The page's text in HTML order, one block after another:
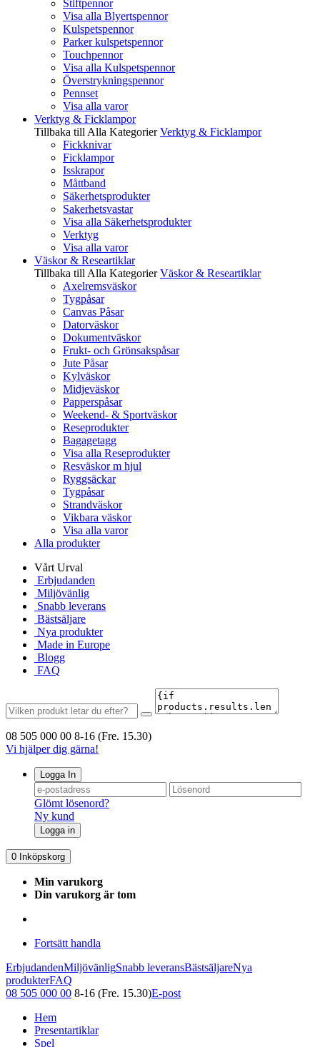
Stiftpennor
Visa alla Blyertspennor
Kulspetspennor
Parker kulspetspennor
Touchpennor
Visa alla Kulspetspennor
Överstrykningspennor
Pennset
Visa alla varor
Verktyg & Ficklampor
Tillbaka till Alla Kategorier Verktyg & Ficklampor
Fickknivar
Ficklampor
Isskrapor
Måttband
Säkerhetsprodukter
Sakerhetsvastar
Visa alla Säkerhetsprodukter
Verktyg
Visa alla varor
Väskor & Researtiklar
Tillbaka till Alla Kategorier Väskor & Researtiklar
Axelremsväskor
Tygpåsar
Canvas Påsar
Datorväskor
Dokumentväskor
Frukt- och Grönsakspåsar
Jute Påsar
Kylväskor
Midjeväskor
Papperspåsar
Weekend- & Sportväskor
Reseprodukter
Bagagetagg
Visa alla Reseprodukter
Resväskor m hjul
Ryggsäckar
Tygpåsar
Strandväskor
Vikbara väskor
Visa alla varor
Alla produkter
Vårt Urval
Erbjudanden
Miljövänlig
Snabb leverans
Bästsäljare
Nya produkter
Made in Europe
Blogg
FAQ
08 505 000 00 8-16 (Fre. 15.30)
Vi hjälper dig gärna!
Logga In
Glömt lösenord?
Ny kund
Logga in
0 Inköpskorg
Min varukorg
Din varukorg är tom
Fortsätt handla
ErbjudandenMiljövänligSnabb leveransBästsäljareNya
produkterFAQ
08 505 000 00 8-16 (Fre. 15.30)E-post
Hem
Presentartiklar
Spel